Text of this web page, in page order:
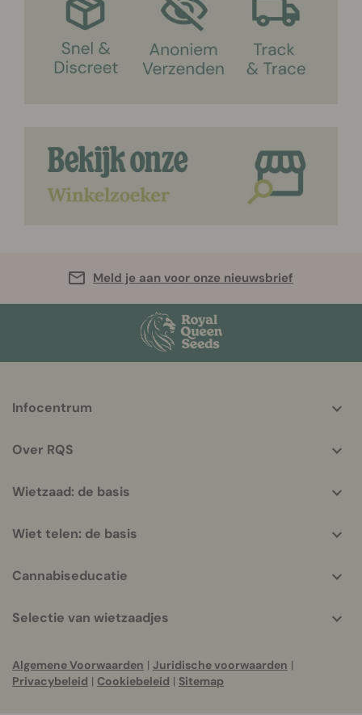
Meld je aan voor onze nieuwsbrief
helpful
Infocentrum
Over RQS
Wietzaad: de basis
Wiet telen: de basis
Cannabiseducatie
Selectie van wietzaadjes
Algemene Voorwaarden | Juridische voorwaarden |
Privacybeleid | Cookiebeleid | Sitemap